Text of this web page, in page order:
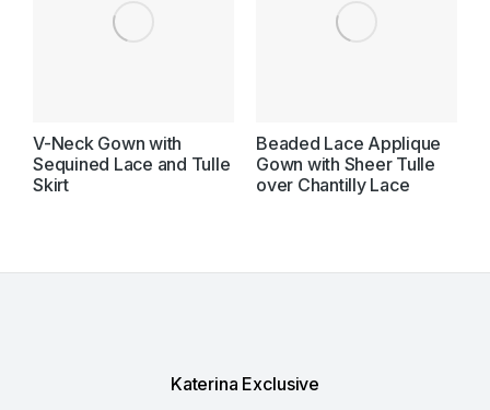
V-Neck Gown with
Sequined Lace and Tulle
Skirt
Beaded Lace Applique
Gown with Sheer Tulle
over Chantilly Lace
Katerina Exclusive